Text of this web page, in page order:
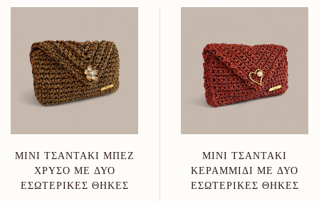
MINI ΤΣΑΝΤΆΚΙ ΜΠΕΖ
ΧΡΥΣΌ ΜΕ ΔΥΟ
ΕΣΩΤΕΡΙΚΈΣ ΘΉΚΕΣ
MINI ΤΣΑΝΤΆΚΙ
ΚΕΡΑΜΜΙΔΊ ΜΕ ΔΥΟ
ΕΣΩΤΕΡΙΚΈΣ ΘΉΚΕΣ